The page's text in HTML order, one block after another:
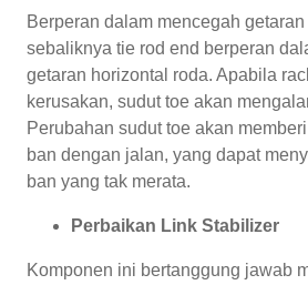
Berperan dalam mencegah
sebaliknya tie rod end berperan
getaran horizontal roda. Apabila
kerusakan, sudut toe akan
Perubahan sudut toe akan
ban dengan jalan, yang dapat
ban yang tak merata.
Perbaikan Link Stabilizer
Komponen ini bertanggung jawab